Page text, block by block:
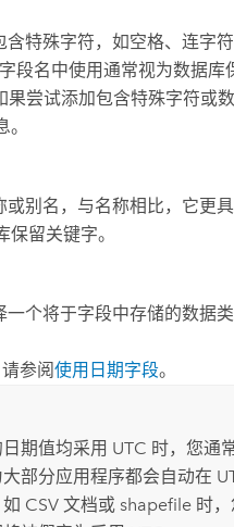
特殊字符，如空格、连字
段名中使用通常视为数据库
果尝试添加包含特殊字符或
别名，与名称相比，它更
留关键字。
个将于字段中存储的数据类
参阅使用日期字段。
期值均采用 UTC 时，您通
部分应用程序都会自动在
CSV 文档或 shapefile 时